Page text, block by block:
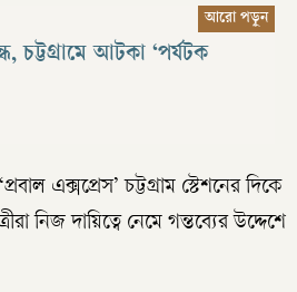
চট্টগ্রামে আটকা ‘পর্যটক
এক্সপ্রেস’ চট্টগ্রাম স্টেশনের দিকে
নিজ দায়িত্বে নেমে গন্তব্যের উদ্দেশে